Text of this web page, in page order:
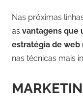
Nas próximas
as vantagens que
estratégia de
nas técnicas mais